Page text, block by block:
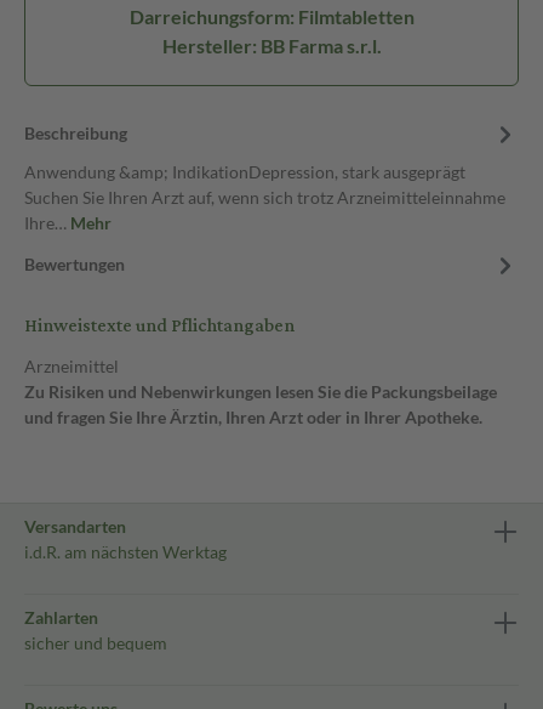
Darreichungsform: Filmtabletten
Hersteller: BB Farma s.r.l.
Beschreibung
Anwendung &amp; IndikationDepression, stark ausgeprägt
Suchen Sie Ihren Arzt auf, wenn sich trotz Arzneimitteleinnahme
Ihre… Mehr
Bewertungen
Hinweistexte und Pflichtangaben
Arzneimittel
Zu Risiken und Nebenwirkungen lesen Sie die Packungsbeilage
und fragen Sie Ihre Ärztin, Ihren Arzt oder in Ihrer Apotheke.
Versandarten
i.d.R. am nächsten Werktag
Zahlarten
sicher und bequem